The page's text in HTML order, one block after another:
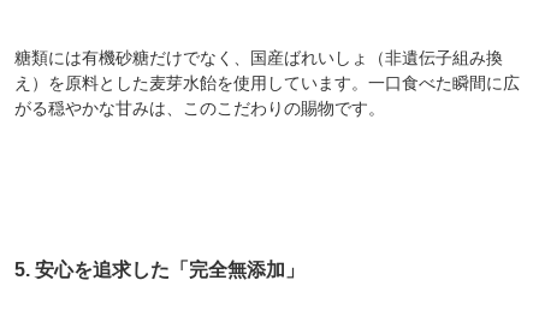
糖類には有機砂糖だけでなく、国産ばれいしょ（非遺伝子組み換
え）を原料とした麦芽水飴を使用しています。一口食べた瞬間に広
がる穏やかな甘みは、このこだわりの賜物です。
5. 安心を追求した「完全無添加」